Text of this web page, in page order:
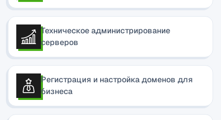
Техническое администрирование
серверов
Регистрация и настройка доменов для
бизнеса